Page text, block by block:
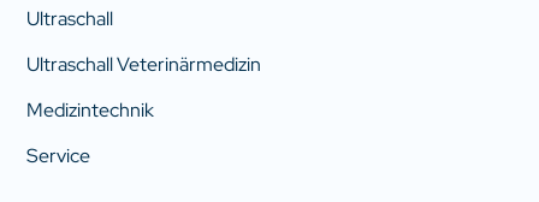
Ultraschall
Ultraschall Veterinärmedizin
Medizintechnik
Service